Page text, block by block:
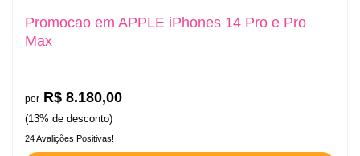
Promocao em APPLE iPhones 14 Pro e Pro
Max
por R$ 8.180,00
(13% de desconto)
24 Avalições Positivas!